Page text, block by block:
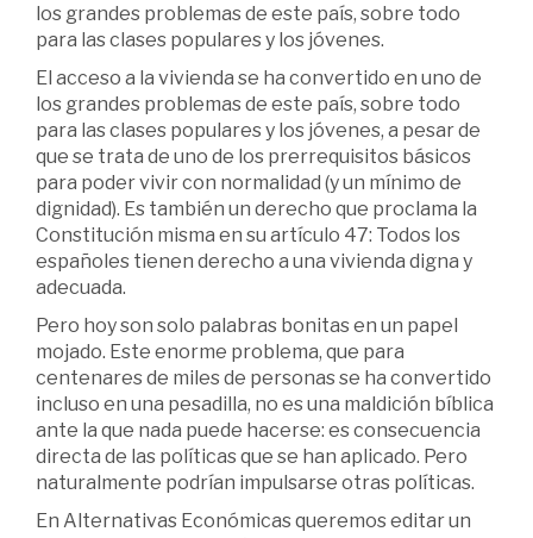
los grandes problemas de este país, sobre todo
para las clases populares y los jóvenes.
El acceso a la vivienda se ha convertido en uno de
los grandes problemas de este país, sobre todo
para las clases populares y los jóvenes, a pesar de
que se trata de uno de los prerrequisitos básicos
para poder vivir con normalidad (y un mínimo de
dignidad). Es también un derecho que proclama la
Constitución misma en su artículo 47: Todos los
españoles tienen derecho a una vivienda digna y
adecuada.
Pero hoy son solo palabras bonitas en un papel
mojado. Este enorme problema, que para
centenares de miles de personas se ha convertido
incluso en una pesadilla, no es una maldición bíblica
ante la que nada puede hacerse: es consecuencia
directa de las políticas que se han aplicado. Pero
naturalmente podrían impulsarse otras políticas.
En Alternativas Económicas queremos editar un